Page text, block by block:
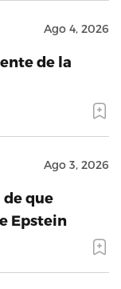
Ago 4, 2026
de la
Ago 3, 2026
de que
Epstein